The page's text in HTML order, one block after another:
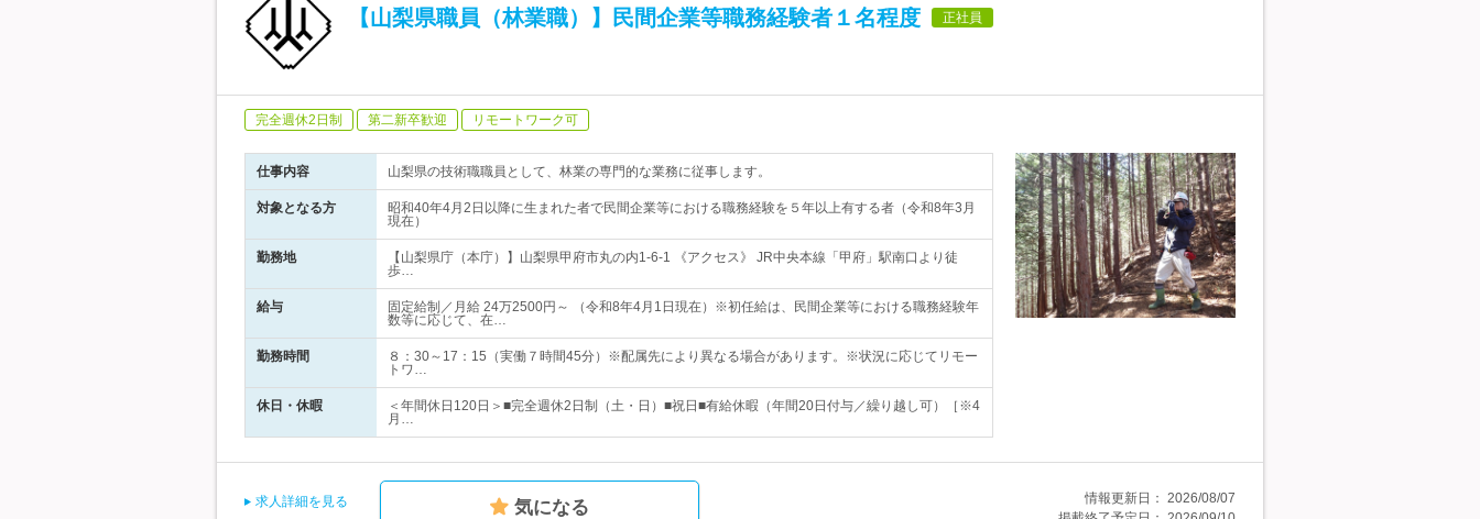
【山梨県職員（林業職）】民間企業等職務経験者１名程度 正社員
完全週休2日制 第二新卒歓迎 リモートワーク可
仕事内容 山梨県の技術職職員として、林業の専門的な業務に従事します。
対象となる方
昭和40年4月2日以降に生まれた者で民間企業等における職務経験を５年以上有する者（令和8年3月
現在）
勤務地
【山梨県庁（本庁）】山梨県甲府市丸の内1-6-1 《アクセス》 JR中央本線「甲府」駅南口より徒
歩…
給与
固定給制／月給 24万2500円～ （令和8年4月1日現在）※初任給は、民間企業等における職務経験年
数等に応じて、在…
勤務時間
８：30～17：15（実働７時間45分）※配属先により異なる場合があります。※状況に応じてリモー
トワ…
休日・休暇
＜年間休日120日＞■完全週休2日制（土・日）■祝日■有給休暇（年間20日付与／繰り越し可）［※4
月…
求人詳細を見る 気になる 情報更新日： 2026/08/07